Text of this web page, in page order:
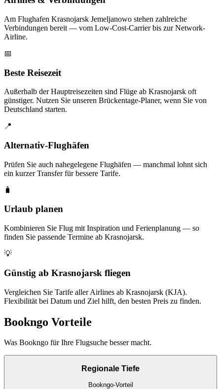
Am Flughafen Krasnojarsk Jemeljanowo stehen zahlreiche
Verbindungen bereit — vom Low-Cost-Carrier bis zur Network-
Airline.
📅
Beste Reisezeit
Außerhalb der Hauptreisezeiten sind Flüge ab Krasnojarsk oft
günstiger. Nutzen Sie unseren Brückentage-Planer, wenn Sie von
Deutschland starten.
📍
Alternativ-Flughäfen
Prüfen Sie auch nahegelegene Flughäfen — manchmal lohnt sich
ein kurzer Transfer für bessere Tarife.
🧳
Urlaub planen
Kombinieren Sie Flug mit Inspiration und Ferienplanung — so
finden Sie passende Termine ab Krasnojarsk.
💡
Günstig ab Krasnojarsk fliegen
Vergleichen Sie Tarife aller Airlines ab Krasnojarsk (KJA).
Flexibilität bei Datum und Ziel hilft, den besten Preis zu finden.
Bookngo Vorteile
Was Bookngo für Ihre Flugsuche besser macht.
Regionale Tiefe
Bookngo-Vorteil